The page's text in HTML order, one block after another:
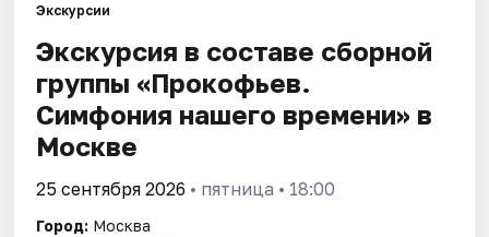
Экскурсии
Экскурсия в составе сборной
группы «Прокофьев.
Симфония нашего времени» в
Москве
25 сентября 2026 • пятница • 18:00
Город: Москва